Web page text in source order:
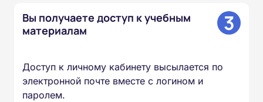
Вы получаете доступ к учебным
материалам
3
Доступ к личному кабинету высылается по
электронной почте вместе с логином и
паролем.